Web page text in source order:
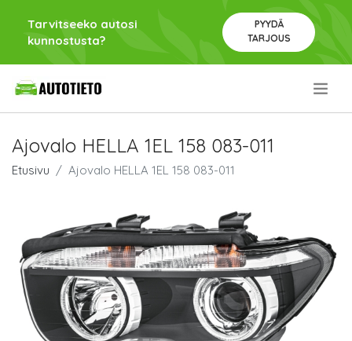
Tarvitseeko autosi
kunnostusta?
PYYDÄ
TARJOUS
Ajovalo HELLA 1EL 158 083-011
Etusivu Ajovalo HELLA 1EL 158 083-011